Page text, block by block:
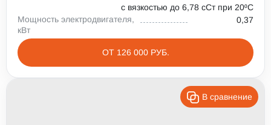
с вязкостью до 6,78 сСт при 20⁰С
Мощность электродвигателя,
кВт
0,37
ОТ 126 000 РУБ.
В сравнение